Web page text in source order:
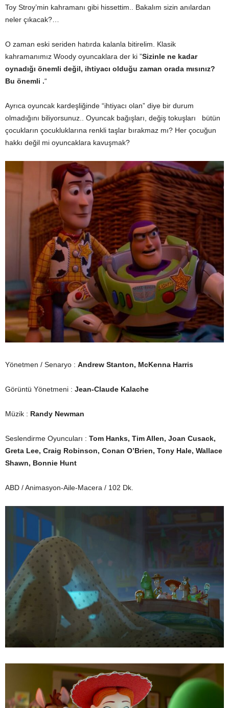
Toy Stroy’min kahramanı gibi hissettim.. Bakalım sizin anılardan
neler çıkacak?…
O zaman eski seriden hatırda kalanla bitirelim. Klasik
kahramanımız Woody oyuncaklara der ki ”Sizinle ne kadar
oynadığı önemli değil, ihtiyacı olduğu zaman orada mısınız?
Bu önemli .“
Ayrıca oyuncak kardeşliğinde “ihtiyacı olan” diye bir durum
olmadığını biliyorsunuz.. Oyuncak bağışları, değiş tokuşları bütün
çocukların çocukluklarına renkli taşlar bırakmaz mı? Her çocuğun
hakkı değil mi oyuncaklara kavuşmak?
Yönetmen / Senaryo : Andrew Stanton, McKenna Harris
Görüntü Yönetmeni : Jean-Claude Kalache
Müzik : Randy Newman
Seslendirme Oyuncuları : Tom Hanks, Tim Allen, Joan Cusack,
Greta Lee, Craig Robinson, Conan O’Brien, Tony Hale, Wallace
Shawn, Bonnie Hunt
ABD / Animasyon-Aile-Macera / 102 Dk.